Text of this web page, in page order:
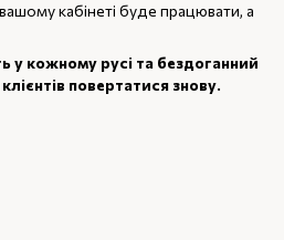
кабінеті буде працювати, а
у кожному русі та бездоганний
повертатися знову.